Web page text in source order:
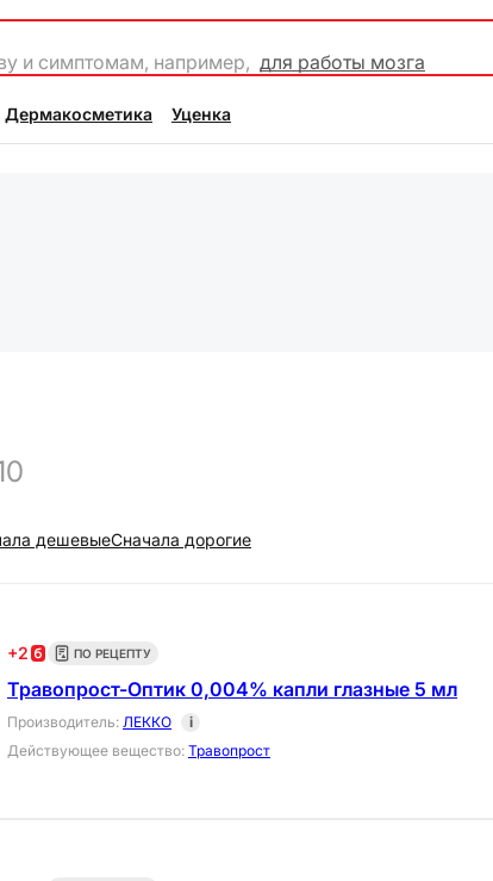
и симптомам, например, для работы мозга
Дермакосметика Уценка
дешевыеCначала дорогие
+2 ПО РЕЦЕПТУ
Травопрост-Оптик 0,004% капли глазные 5 мл
Производитель: ЛЕККО
i
Действующее вещество: Травопрост